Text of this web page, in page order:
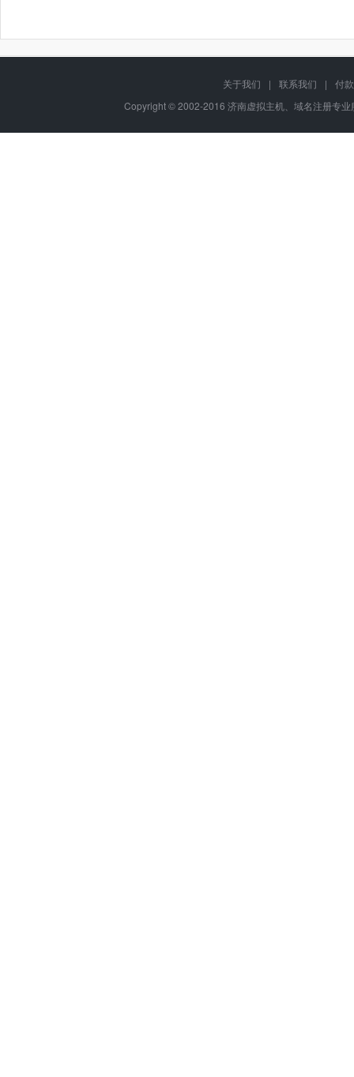
关于我们 | 联系我们 |
付
Copyright © 2002-2016 济南虚拟主机、域名注册专